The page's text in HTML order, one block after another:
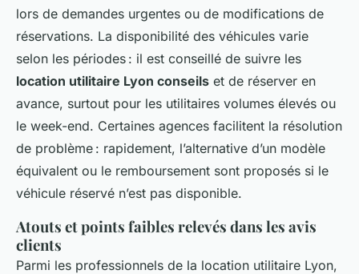
lors de demandes urgentes ou de modifications de
réservations. La disponibilité des véhicules varie
selon les périodes : il est conseillé de suivre les
location utilitaire Lyon conseils et de réserver en
avance, surtout pour les utilitaires volumes élevés ou
le week-end. Certaines agences facilitent la résolution
de problème : rapidement, l’alternative d’un modèle
équivalent ou le remboursement sont proposés si le
véhicule réservé n’est pas disponible.
Atouts et points faibles relevés dans les avis
clients
Parmi les professionnels de la location utilitaire Lyon,